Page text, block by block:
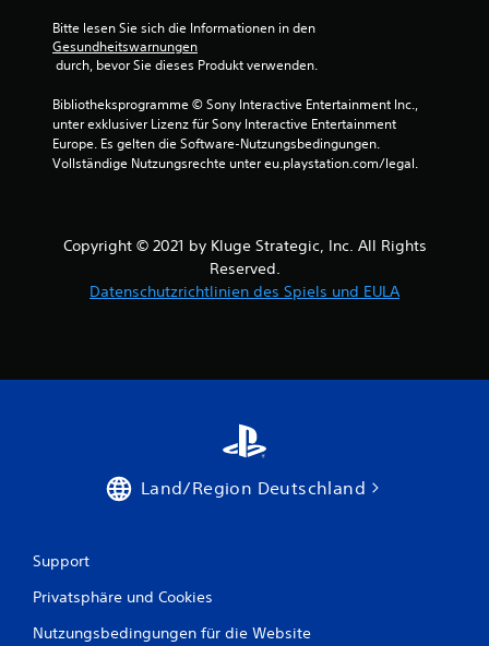
Bitte lesen Sie sich die Informationen in den
Gesundheitswarnungen
durch, bevor Sie dieses Produkt verwenden.
Bibliotheksprogramme © Sony Interactive Entertainment Inc.,
unter exklusiver Lizenz für Sony Interactive Entertainment
Europe. Es gelten die Software-Nutzungsbedingungen.
Vollständige Nutzungsrechte unter eu.playstation.com/legal.
Copyright © 2021 by Kluge Strategic, Inc. All Rights
Reserved.
Datenschutzrichtlinien des Spiels und EULA
Land/Region Deutschland
Support
Privatsphäre und Cookies
Nutzungsbedingungen für die Website